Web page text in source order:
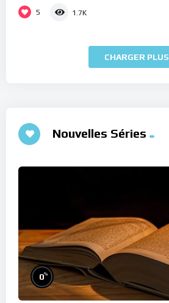
5 1.7K
CHARGER PLUS
Nouvelles Séries
0%